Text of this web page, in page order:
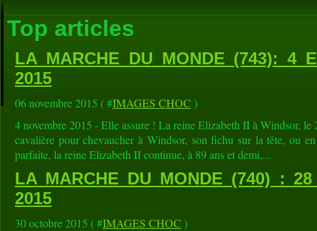
Top articles
LA MARCHE DU MONDE (743): 4
2015
06 novembre 2015 ( #IMAGES CHOC )
4 novembre 2015 - Elle assure ! La reine Elizabeth II à Windsor, le
cavalière pour chevaucher à Windsor, son fichu sur la tête, ou
parfaite, la reine Elizabeth II continue, à 89 ans et demi,...
LA MARCHE DU MONDE (740) :
2015
30 octobre 2015 ( #IMAGES CHOC )